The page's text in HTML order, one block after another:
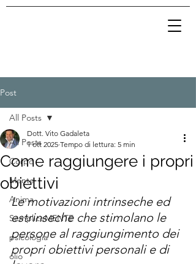
Post
All Posts
Corpo
Mente
Anima
SempliceMENTE
psicologia
olio
All Posts
Come raggiungere i propri
obiettivi
Dott. Vito Gadaleta
1 ott 2025 Tempo di lettura: 5 min
Le motivazioni intrinseche ed
estrinseche che stimolano le
persone al raggiungimento dei
propri obiettivi personali e di